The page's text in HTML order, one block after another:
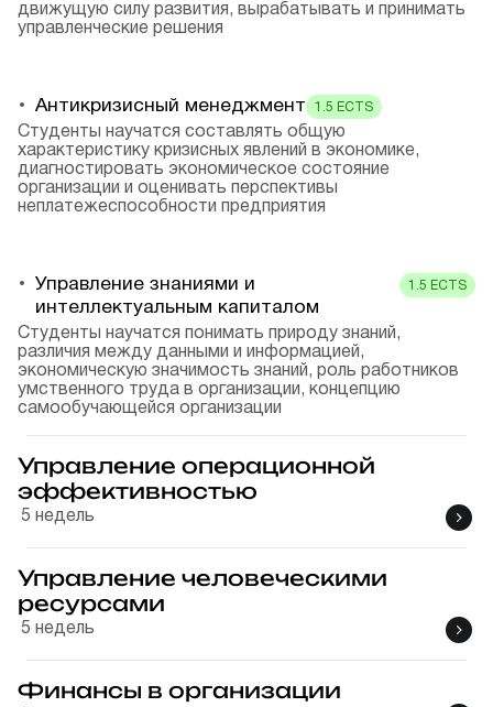
движущую силу развития, вырабатывать и принимать
управленческие решения
Антикризисный менеджмент 1.5 ECTS
Студенты научатся составлять общую
характеристику кризисных явлений в экономике,
диагностировать экономическое состояние
организации и оценивать перспективы
неплатежеспособности предприятия
Управление знаниями и
интеллектуальным капиталом
1.5 ECTS
Студенты научатся понимать природу знаний,
различия между данными и информацией,
экономическую значимость знаний, роль работников
умственного труда в организации, концепцию
самообучающейся организации
Управление операционной
эффективностью
5 недель
Управление человеческими
ресурсами
5 недель
Финансы в организации